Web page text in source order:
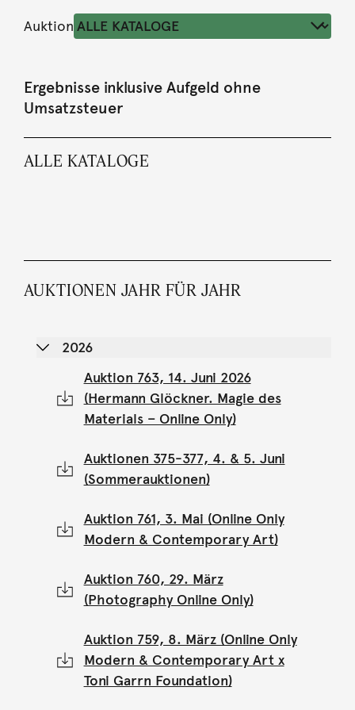
Auktion
Ergebnisse inklusive Aufgeld ohne
Umsatzsteuer
ALLE KATALOGE
AUKTIONEN JAHR FÜR JAHR
2026
Auktion 763, 14. Juni 2026
(Hermann Glöckner. Magie des
Materials – Online Only)
Auktionen 375-377, 4. & 5. Juni
(Sommerauktionen)
Auktion 761, 3. Mai (Online Only
Modern & Contemporary Art)
Auktion 760, 29. März
(Photography Online Only)
Auktion 759, 8. März (Online Only
Modern & Contemporary Art x
Toni Garrn Foundation)